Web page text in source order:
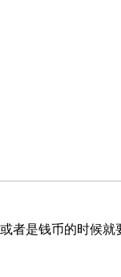
者是钱币的时候